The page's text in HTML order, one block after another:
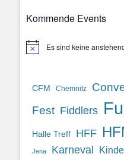
Kommende Events
HinweisEs sind keine
CFM Chemnitz
Fest Fiddlers
Halle Treff HFF
Jena Karneval